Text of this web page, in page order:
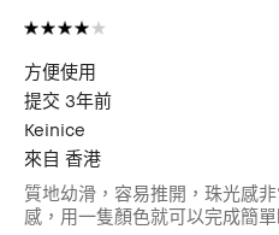
方便使用
提交 3年前
Keinice
來自 香港
質地幼滑，容易推開，珠光感
感，用一隻顏色就可以完成簡單